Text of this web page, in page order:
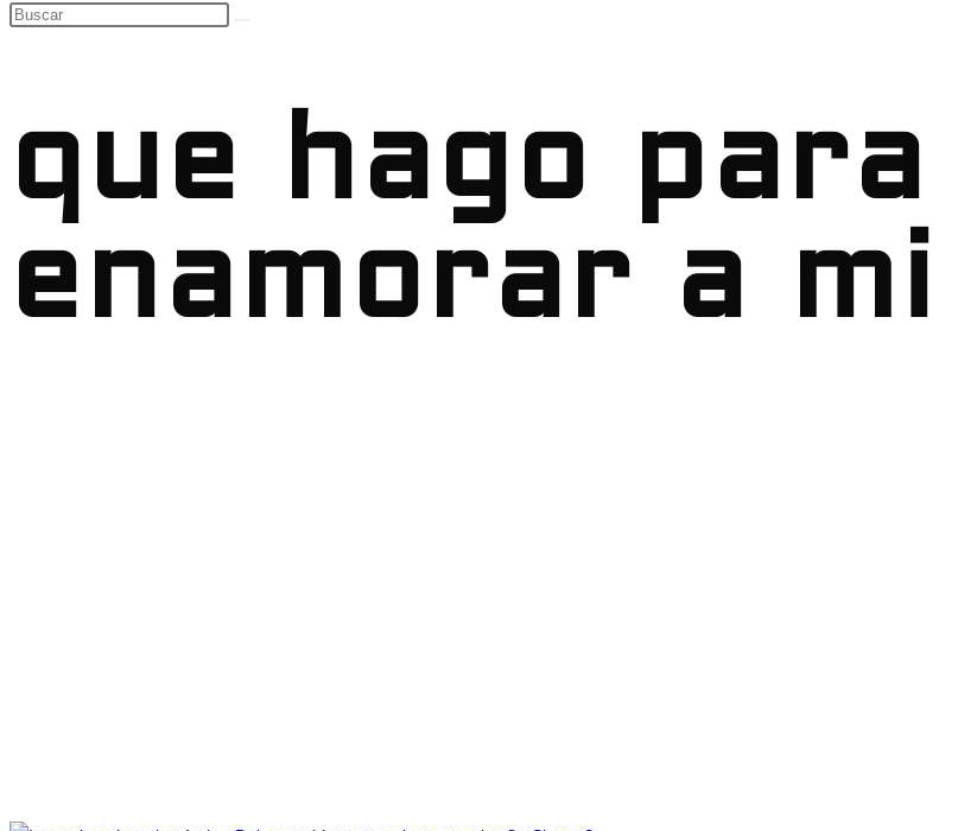
de
Buscar
que hago para
enamorar a